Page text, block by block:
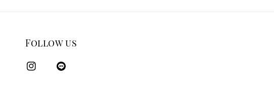
Follow us